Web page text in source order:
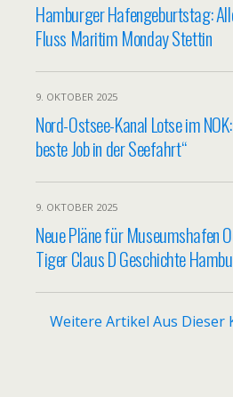
Hamburger Hafengeburtstag:
Fluss Maritim Monday Stettin
9. OKTOBER 2025
Nord-Ostsee-Kanal Lotse im
beste Job in der Seefahrt“
9. OKTOBER 2025
Neue Pläne für Museumshafen
Tiger Claus D Geschichte
Weitere Artikel Aus Dieser